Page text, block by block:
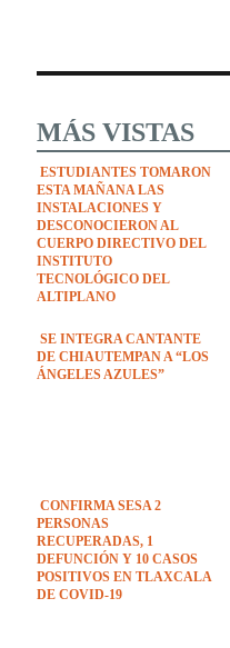
MÁS VISTAS
ESTUDIANTES TOMARON
ESTA MAÑANA LAS
INSTALACIONES Y
DESCONOCIERON AL
CUERPO DIRECTIVO DEL
INSTITUTO
TECNOLÓGICO DEL
ALTIPLANO
SE INTEGRA CANTANTE
DE CHIAUTEMPAN A “LOS
ÁNGELES AZULES”
CONFIRMA SESA 2
PERSONAS
RECUPERADAS, 1
DEFUNCIÓN Y 10 CASOS
POSITIVOS EN TLAXCALA
DE COVID-19